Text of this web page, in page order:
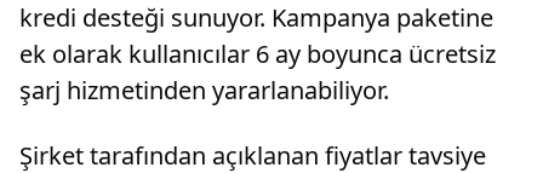
kredi desteği sunuyor. Kampanya paketine
ek olarak kullanıcılar 6 ay boyunca ücretsiz
şarj hizmetinden yararlanabiliyor.
Şirket tarafından açıklanan fiyatlar tavsiye